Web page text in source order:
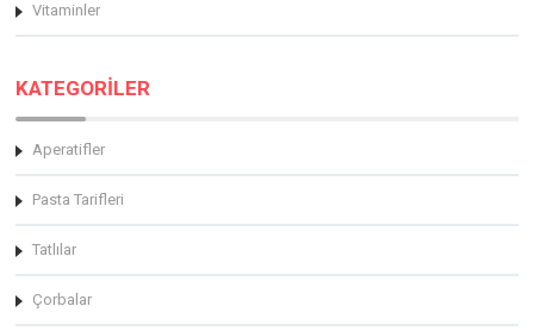
Vitaminler
KATEGORİLER
Aperatifler
Pasta Tarifleri
Tatlılar
Çorbalar